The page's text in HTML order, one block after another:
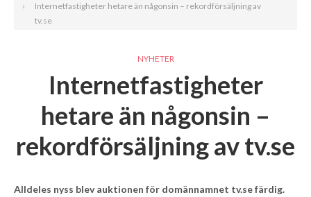
Internetfastigheter hetare än någonsin – rekordförsäljning av
tv.se
NYHETER
Internetfastigheter
hetare än någonsin –
rekordförsäljning av tv.se
Alldeles nyss blev auktionen för domännamnet tv.se färdig.